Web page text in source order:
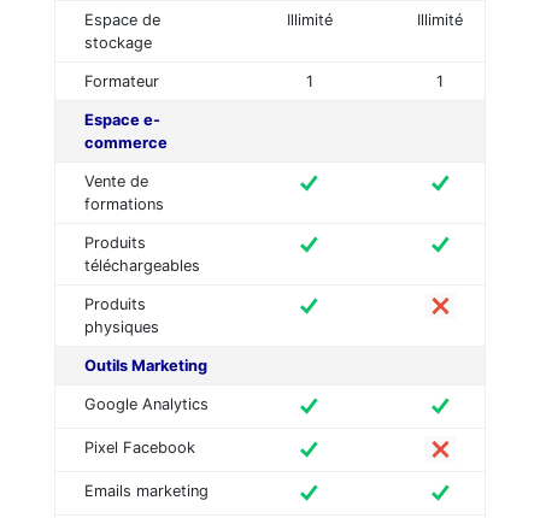
Espace de
stockage
Illimité Illimité
Formateur 1 1
Espace e-
commerce
Vente de
formations
Produits
téléchargeables
Produits
physiques
Outils Marketing
Google Analytics
Pixel Facebook
Emails marketing